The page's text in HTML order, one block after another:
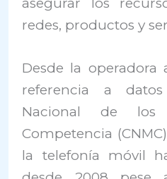
redes, productos y
Desde la operadora
referencia a
Nacional de
Competencia
la telefonía móvil